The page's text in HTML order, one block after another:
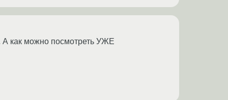
А как можно посмотреть УЖЕ